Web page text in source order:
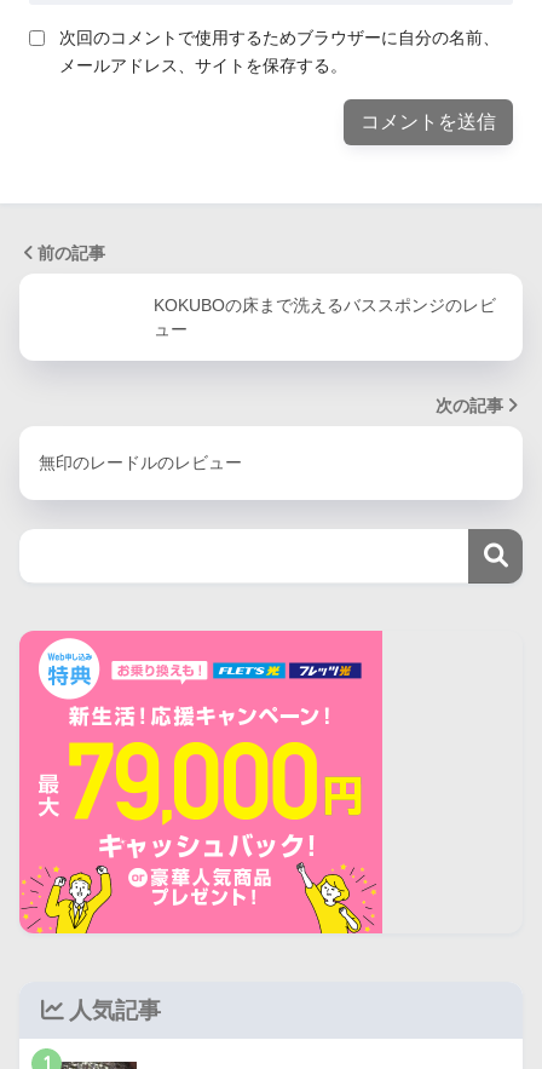
次回のコメントで使用するためブラウザーに自分の名前、
メールアドレス、サイトを保存する。
前の記事
KOKUBOの床まで洗えるバススポンジのレビ
ュー
次の記事
無印のレードルのレビュー
人気記事
1